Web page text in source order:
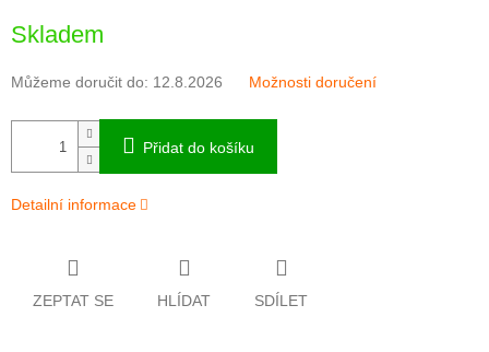
cena:
Skladem
Můžeme doručit do: 12.8.2026 Možnosti doručení
Přidat do košíku
Detailní informace
ZEPTAT SE HLÍDAT SDÍLET